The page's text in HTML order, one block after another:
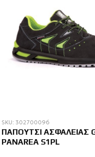
SKU: 302700096
ΠΑΠΟΥΤΣΙ ΑΣΦΑΛΕΙΑΣ
PANAREA S1PL